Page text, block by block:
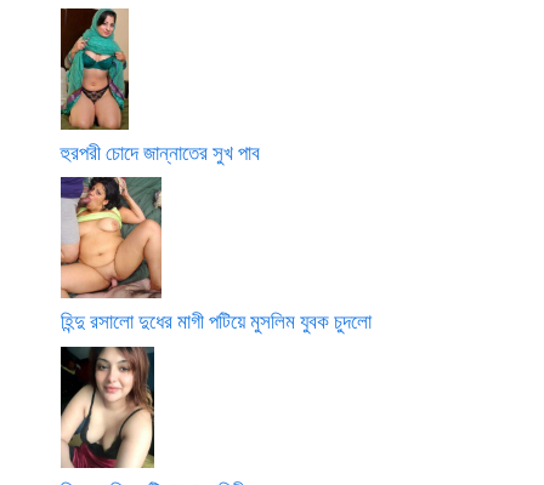
হুরপরী চোদে জান্নাতের সুখ পাব
হিন্দু রসালো দুধের মাগী পটিয়ে মুসলিম যুবক চুদলো